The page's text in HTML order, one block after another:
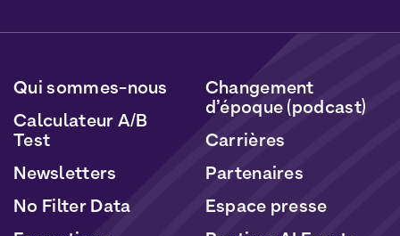
données seront traitées conformément à notre
et deCookies
Qui sommes-nous
Calculateur A/B
Test
Newsletters
No Filter Data
Changement
d’époque (podcast)
Carrières
Partenaires
Espace presse